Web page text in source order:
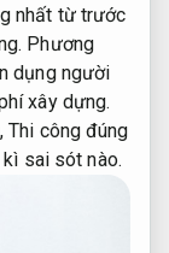
nhất từ trước
Phương
dụng người
xây dựng.
Thi công đúng
sai sót nào.